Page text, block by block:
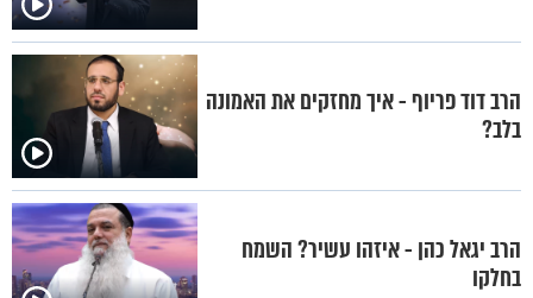
הרב דוד פריוף - איך מחזקים את האמונה
בלב?
הרב יגאל כהן - איזהו עשיר? השמח
בחלקו